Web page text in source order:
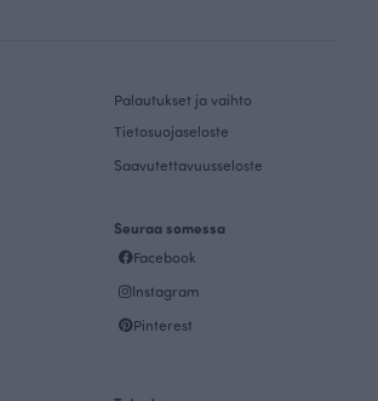
Palautukset ja vaihto
Tietosuojaseloste
Saavutettavuusseloste
Seuraa somessa
Facebook
Instagram
Pinterest